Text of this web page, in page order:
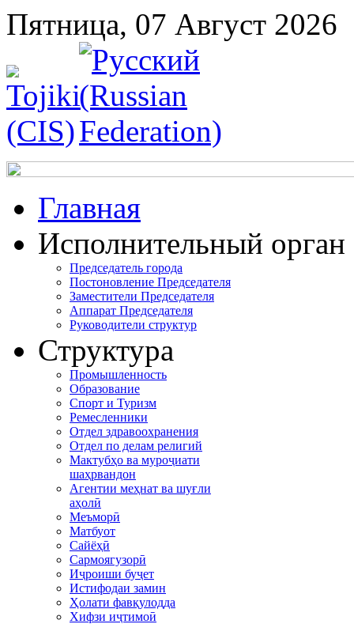
Пятница, 07 Август 2026
Главная
Исполнительный орган
Председатель города
Постоновление Председателя
Заместители Председателя
Аппарат Председателя
Руководители структур
Структура
Промышленность
Образование
Спорт и Туризм
Ремесленники
Отдел здравоохранения
Отдел по делам религий
Мактубҳо ва муроҷиати
шаҳрвандон
Агентии меҳнат ва шуғли
аҳолӣ
Меъморӣ
Матбуот
Сайёҳӣ
Сармоягузорӣ
Иҷроиши буҷет
Истифодаи замин
Ҳолати фавқулодда
Хифзи иҷтимоӣ